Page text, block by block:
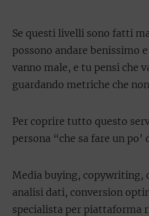
Se questi livelli sono fatti
possono andare benissimo
vanno male, e tu pensi che
guardando metriche che
Per coprire tutto questo
persona “che sa fare un
Media buying, copywriting,
analisi dati, conversion
specialista per piattaforma